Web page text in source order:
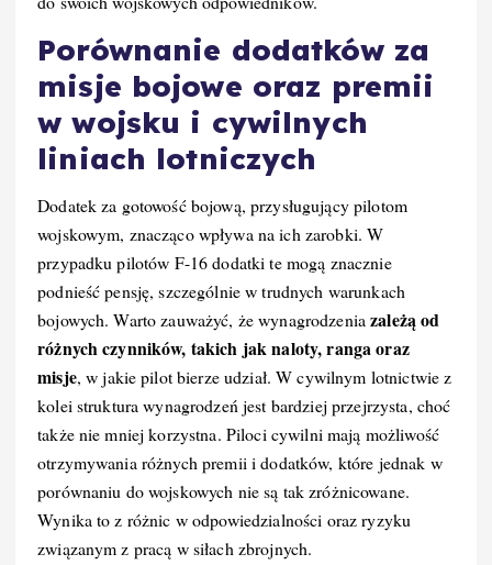
Porównanie dodatków za
misje bojowe oraz premii
w wojsku i cywilnych
liniach lotniczych
Dodatek za gotowość bojową, przysługujący pilotom
wojskowym, znacząco wpływa na ich zarobki. W
przypadku pilotów F-16 dodatki te mogą znacznie
podnieść pensję, szczególnie w trudnych warunkach
bojowych. Warto zauważyć, że wynagrodzeniazależą od
różnych czynników, takich jak naloty, ranga oraz
misje, w jakie pilot bierze udział. W cywilnym lotnictwie z
kolei struktura wynagrodzeń jest bardziej przejrzysta, choć
także nie mniej korzystna. Piloci cywilni mają możliwość
otrzymywania różnych premii i dodatków, które jednak w
porównaniu do wojskowych nie są tak zróżnicowane.
Wynika to z różnic w odpowiedzialności oraz ryzyku
związanym z pracą w siłach zbrojnych.